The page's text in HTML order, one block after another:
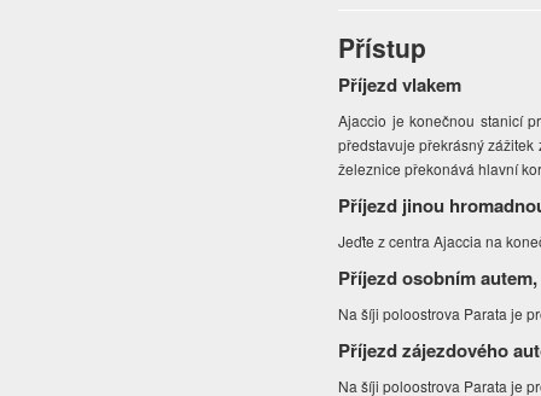
Přístup
Příjezd vlakem
Ajaccio je konečnou stanicí
představuje překrásný
železnice překonává hlavní
Příjezd jinou
Jeďte z centra Ajaccia na
Příjezd osobním
Na šíji poloostrova Parata je
Příjezd zájezdového
Na šíji poloostrova Parata je